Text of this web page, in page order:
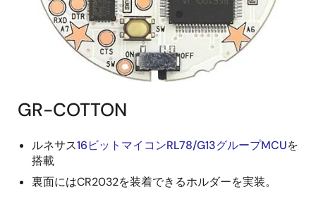
GR-COTTON
ルネサス16ビットマイコンRL78/G13グループMCUを
搭載
裏面にはCR2032を装着できるホルダーを実装。